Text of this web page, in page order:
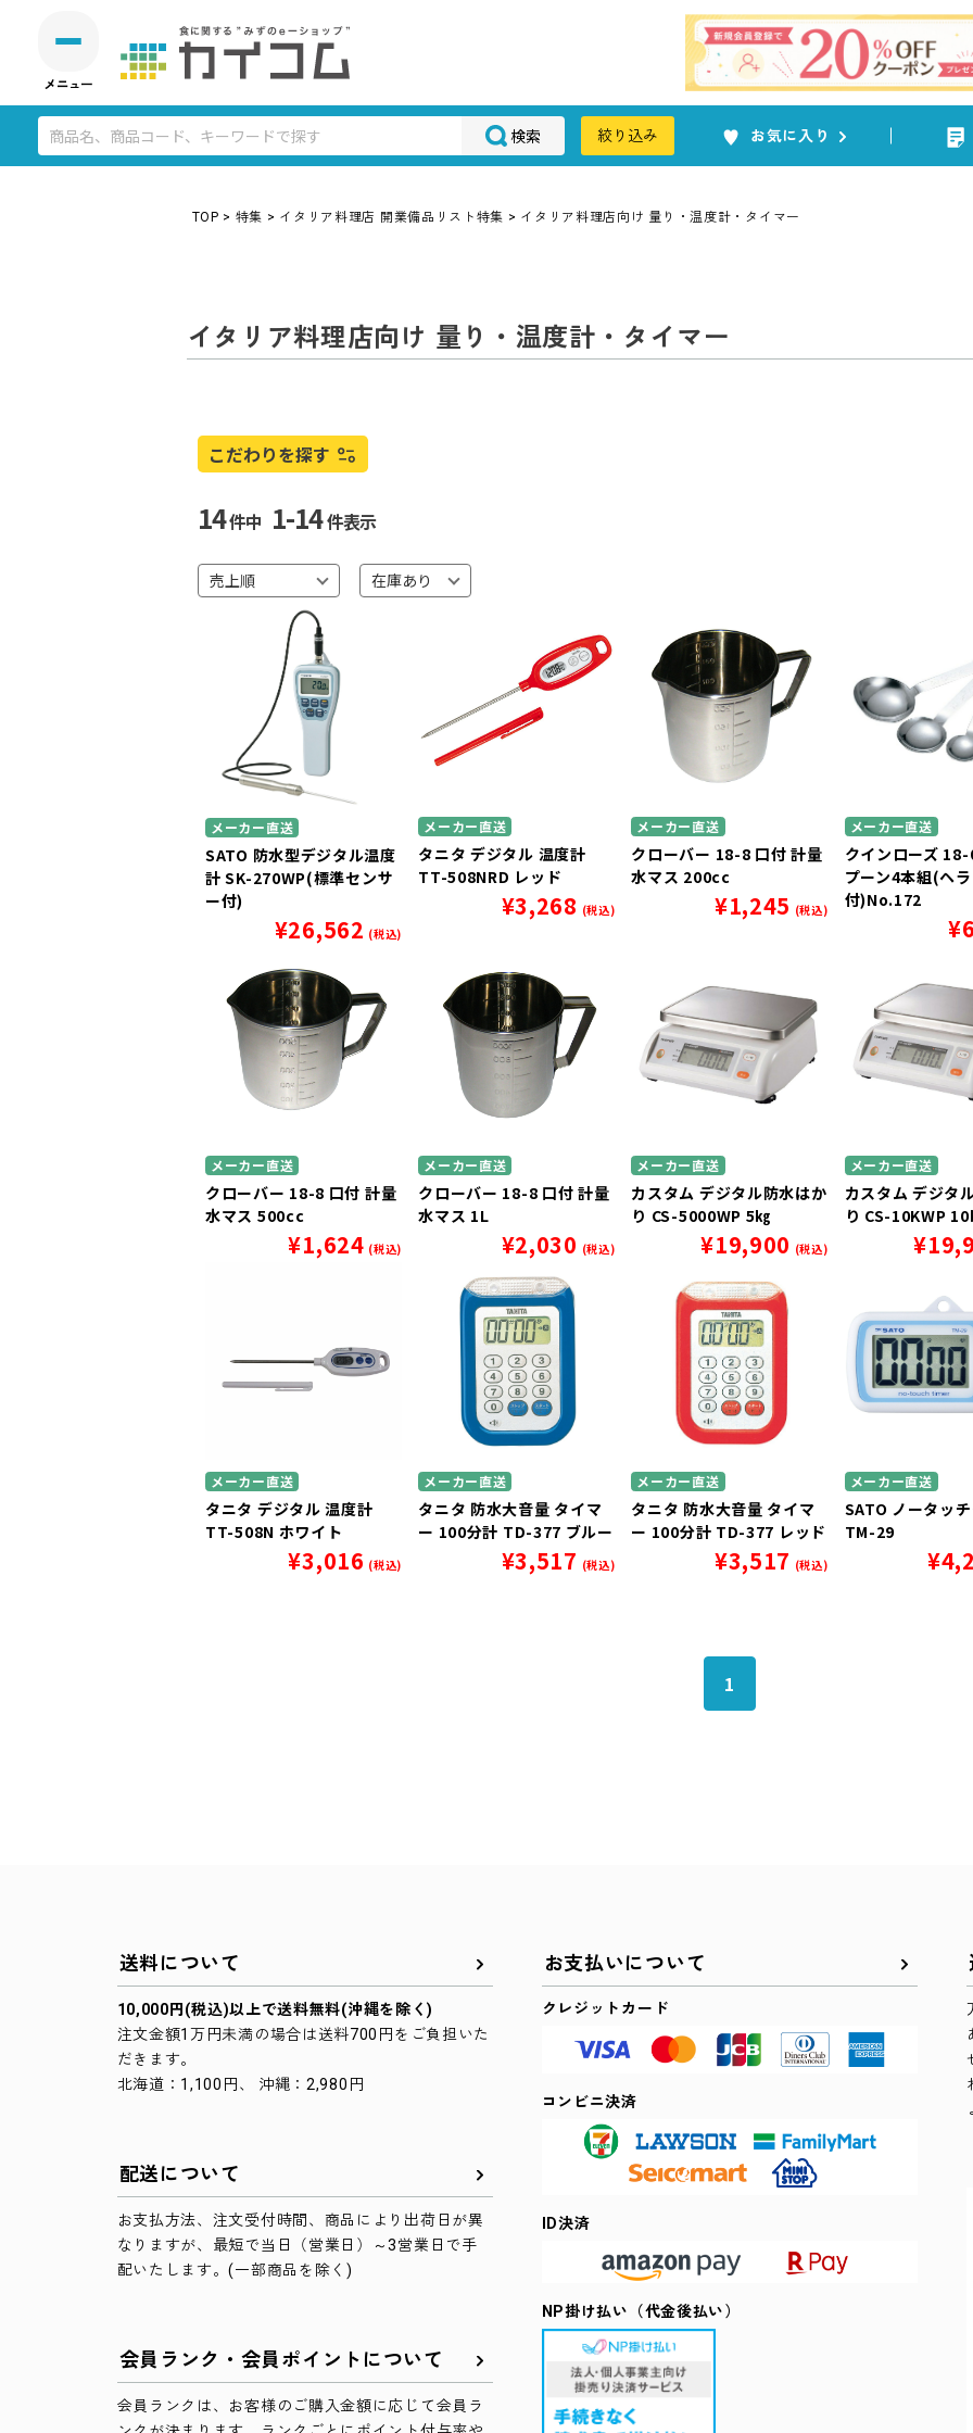
検索 絞り込み お気に入り
TOP 特集 イタリア料理店 開業備品リスト特集 イタリア料理店向け 量り・温度計・タイマー
イタリア料理店向け 量り・温度計・タイマー
こだわりを探す
14件中 1-14件表示
メーカー直送
SATO 防水型デジタル温度
計 SK-270WP(標準センサ
ー付)
¥26,562 (税込)
メーカー直送
タニタ デジタル 温度計
TT-508NRD レッド
¥3,268 (税込)
メーカー直送
クローバー 18-8 口付 計量
水マス 200cc
¥1,245 (税込)
メーカー直送
クインローズ 18-
プーン4本組(ヘラ
付)No.172
¥
メーカー直送
クローバー 18-8 口付 計量
水マス 500cc
¥1,624 (税込)
メーカー直送
クローバー 18-8 口付 計量
水マス 1L
¥2,030 (税込)
メーカー直送
カスタム デジタル防水はか
り CS-5000WP 5㎏
¥19,900 (税込)
メーカー直送
カスタム デジタ
り CS-10KWP
¥
メーカー直送
タニタ デジタル 温度計
TT-508N ホワイト
¥3,016 (税込)
メーカー直送
タニタ 防水大音量 タイマ
ー 100分計 TD-377 ブルー
¥3,517 (税込)
メーカー直送
タニタ 防水大音量 タイマ
ー 100分計 TD-377 レッド
¥3,517 (税込)
メーカー直送
SATO ノータッ
TM-29
¥
1
送料について
10,000円(税込)以上で送料無料(沖縄を除く)
注文金額1万円未満の場合は送料700円をご負担いた
だきます。
北海道：1,100円、 沖縄：2,980円
配送について
お支払方法、注文受付時間、商品により出荷日が異
なりますが、最短で当日（営業日）～3営業日で手
配いたします。(一部商品を除く)
会員ランク・会員ポイントについて
会員ランクは、お客様のご購入金額に応じて会員ラ
お支払いについて
クレジットカード
コンビニ決済
ID決済
NP掛け払い（代金後払い）